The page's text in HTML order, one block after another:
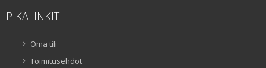
PIKALINKIT
Oma tili
Toimitusehdot